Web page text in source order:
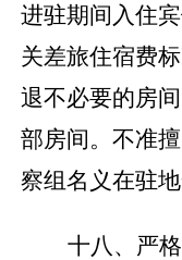
进驻期间入住
关差旅住宿费
退不必要的房
部房间。不准
察组名义在驻
十八、严